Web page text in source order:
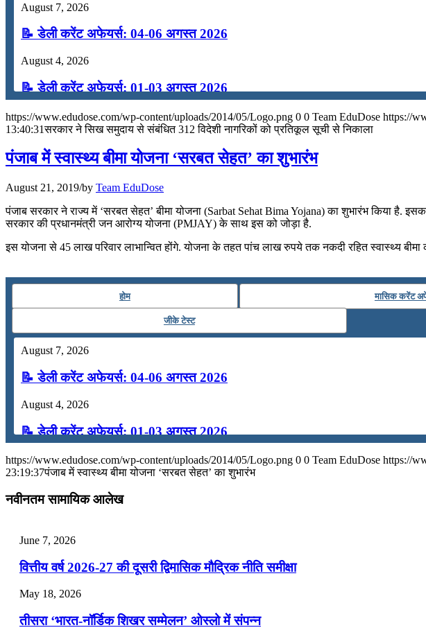
August 7, 2026
📝 डेली करेंट अफेयर्स: 04-06 अगस्त 2026
August 4, 2026
📝 डेली करेंट अफेयर्स: 01-03 अगस्त 2026
July 31, 2026
📝 डेली करेंट अफेयर्स: 28-31 जुलाई 2026
July 28, 2026
📝 डेली करेंट अफेयर्स: 25-27 जुलाई 2026
July 25, 2026
📝 डेली करेंट अफेयर्स: 22-24 जुलाई 2026
July 22, 2026
📝 डेली करेंट अफेयर्स: 19-21 जुलाई 2026
📝 डेली करेंट अफेयर्स: 16-18 जुलाई 2026
https://www.edudose.com/wp-content/uploads/2014/05/Logo.png 0 0 Team EduDose https://
13:40:31सरकार ने सिख समुदाय से संबंधित 312 विदेशी नागरिकों को प्रतिकूल सूची से निकाला
पंजाब में स्वास्थ्य बीमा योजना ‘सरबत सेहत’ का शुभारंभ
August 21, 2019/by Team EduDose
पंजाब सरकार ने राज्य में ‘सरबत सेहत’ बीमा योजना (Sarbat Sehat Bima Yojana) का शुभारंभ किया है.
सरकार की प्रधानमंत्री जन आरोग्य योजना (PMJAY) के साथ इस को जोड़ा है.
इस योजना से 45 लाख परिवार लाभान्वित होंगे. योजना के तहत पांच लाख रुपये तक नकदी रहित स्वास्थ्य बीमा
होम मासिक करेंट
जीके टेस्ट
August 7, 2026
📝 डेली करेंट अफेयर्स: 04-06 अगस्त 2026
August 4, 2026
📝 डेली करेंट अफेयर्स: 01-03 अगस्त 2026
July 31, 2026
📝 डेली करेंट अफेयर्स: 25-27 जुलाई 2026
July 25, 2026
📝 डेली करेंट अफेयर्स: 22-24 जुलाई 2026
July 22, 2026
https://www.edudose.com/wp-content/uploads/2014/05/Logo.png 0 0 Team EduDose https://
23:19:37पंजाब में स्वास्थ्य बीमा योजना ‘सरबत सेहत’ का शुभारंभ
नवीनतम सामायिक आलेख
June 7, 2026
वित्तीय वर्ष 2026-27 की दूसरी द्विमासिक मौद्रिक नीति समीक्षा
May 18, 2026
तीसरा ‘भारत-नॉर्डिक शिखर सम्मेलन’ ओस्लो में संपन्न